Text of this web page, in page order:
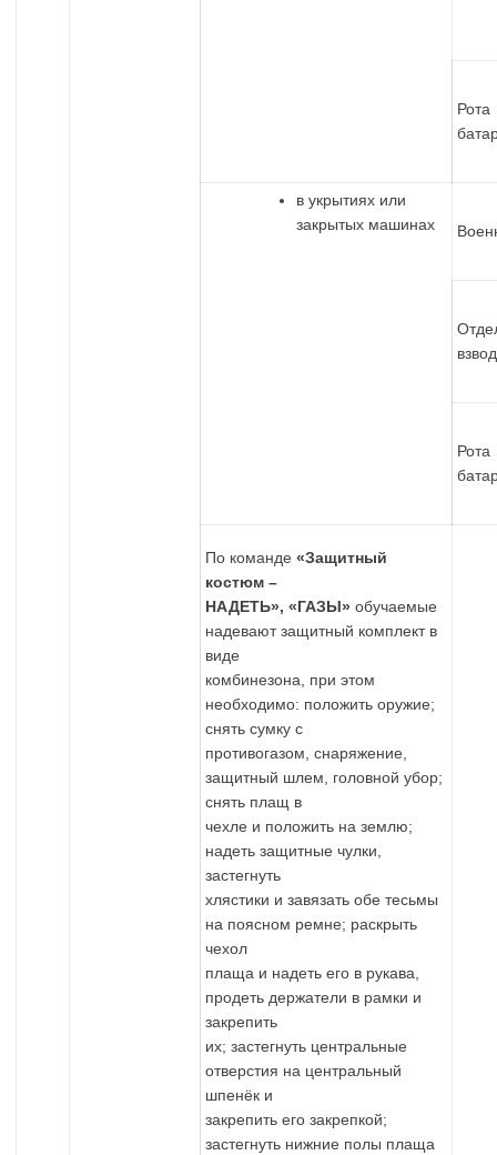
в укрытиях или
закрытых машинах
взвод
По команде«Защитный
костюм –
НАДЕТЬ», «ГАЗЫ» обучаемые
надевают защитный комплект в
виде
комбинезона, при этом
необходимо: положить оружие;
снять сумку с
противогазом, снаряжение,
защитный шлем, головной убор;
снять плащ в
чехле и положить на землю;
надеть защитные чулки,
застегнуть
хлястики и завязать обе тесьмы
на поясном ремне; раскрыть
чехол
плаща и надеть его в рукава,
продеть держатели в рамки и
закрепить
их; застегнуть центральные
отверстия на центральный
шпенёк и
закрепить его закрепкой;
застегнуть нижние полы плаща